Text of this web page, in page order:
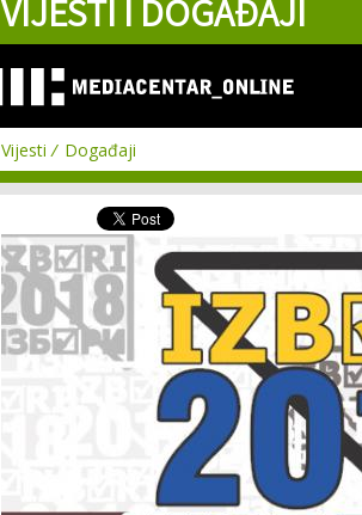
VIJESTI I DOGAĐAJI
Vijesti Događaji